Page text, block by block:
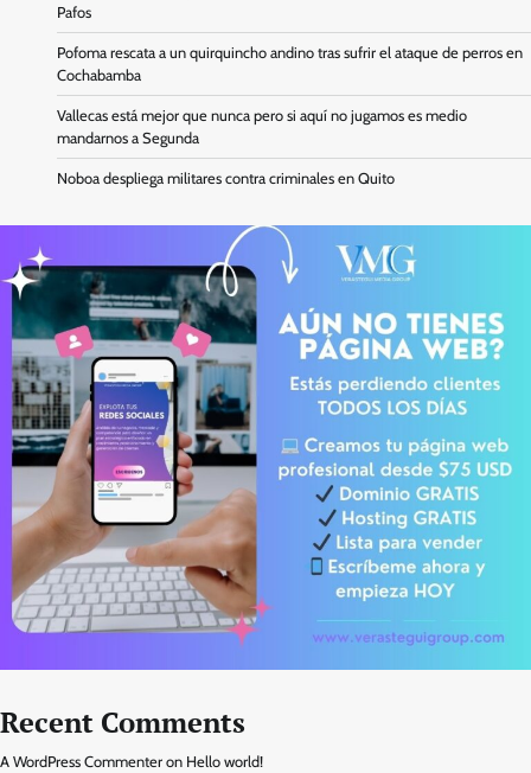
Pafos
Pofoma rescata a un quirquincho andino tras sufrir el ataque de perros en
Cochabamba
Vallecas está mejor que nunca pero si aquí no jugamos es medio
mandarnos a Segunda
Noboa despliega militares contra criminales en Quito
Recent Comments
A WordPress Commenter on Hello world!